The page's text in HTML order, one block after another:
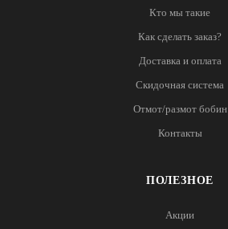
Кто мы такие
Как сделать заказ?
Доставка и оплата
Скидочная система
Отмот/размот бобин
Контакты
ПОЛЕЗНОЕ
Акции